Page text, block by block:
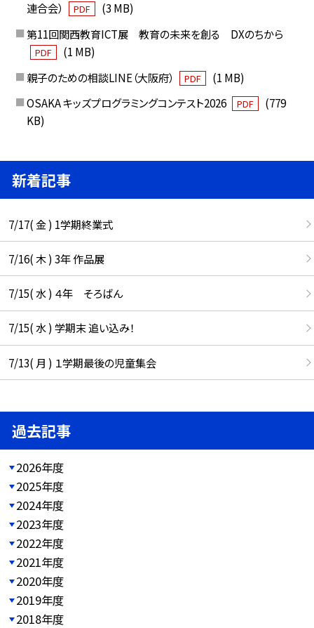
連合会）
PDF
(3 MB)
第11回関西教育ICT展 教育の未来を創る DXのちから
PDF
(1 MB)
親子のための相談LINE（大阪府）
PDF
(1 MB)
OSAKA キッズプログラミングコンテスト2026
PDF
(779
KB)
新着記事
7/17( 金 ) 1学期終業式
7/16( 木 ) 3年 作品展
7/15( 水 ) ４年 そろばん
7/15( 水 ) 学期末 追い込み！
7/13( 月 ) １学期最後の児童集会
過去記事
2026年度
2025年度
2024年度
2023年度
2022年度
2021年度
2020年度
2019年度
2018年度